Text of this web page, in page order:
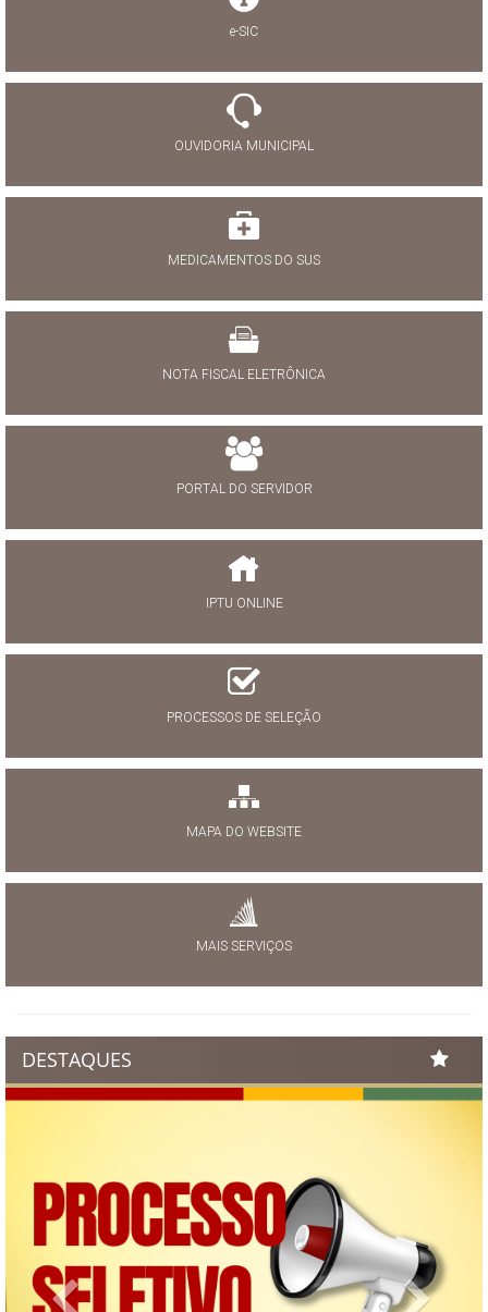
e-SIC
OUVIDORIA MUNICIPAL
MEDICAMENTOS DO SUS
NOTA FISCAL ELETRÔNICA
PORTAL DO SERVIDOR
IPTU ONLINE
PROCESSOS DE SELEÇÃO
MAPA DO WEBSITE
MAIS SERVIÇOS
DESTAQUES
Previous Next